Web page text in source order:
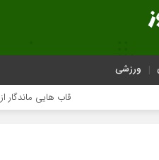
ورزشی
قاب هایی ماندگار از